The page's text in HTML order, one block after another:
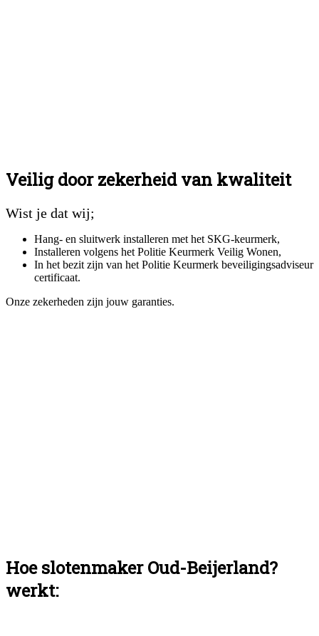
Veilig door zekerheid van kwaliteit
Wist je dat wij;
Hang- en sluitwerk installeren met het SKG-keurmerk,
Installeren volgens het Politie Keurmerk Veilig Wonen,
In het bezit zijn van het Politie Keurmerk beveiligingsadviseur
certificaat.
Onze zekerheden zijn jouw garanties.
Hoe slotenmaker Oud-Beijerland?
werkt: